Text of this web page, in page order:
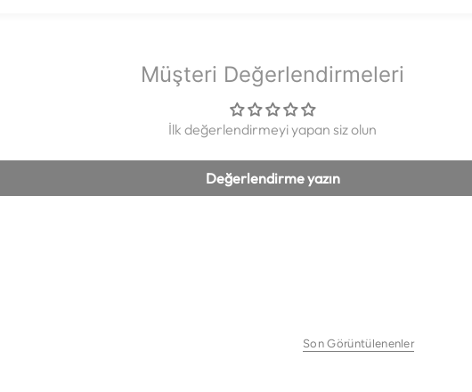
Müşteri Değerlendirmeleri
İlk değerlendirmeyi yapan siz olun
Değerlendirme yazın
Son Görüntülenenler